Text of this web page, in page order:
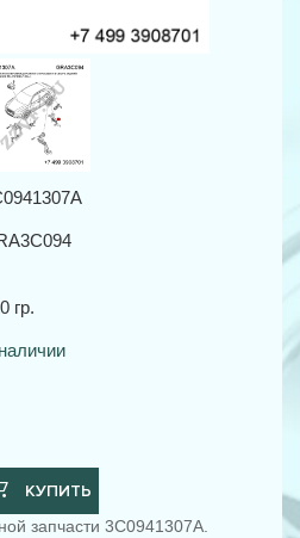
гр.
КУПИТЬ
запчасти 3C0941307A.